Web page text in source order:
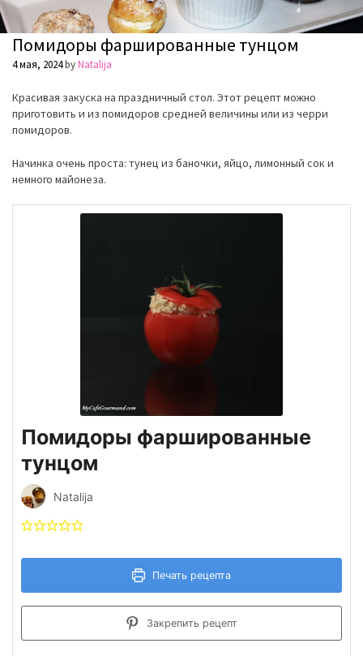
Помидоры фаршированные тунцом
4 мая, 2024byNatalija
Красивая закуска на праздничный стол. Этот рецепт можно
приготовить и из помидоров средней величины или из черри
помидоров.
Начинка очень проста: тунец из баночки, яйцо, лимонный сок и
немного майонеза.
Помидоры фаршированные
тунцом
Natalija
Печать рецепта
Закрепить рецепт